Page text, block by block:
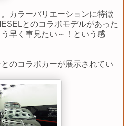
カラーバリエーションに特徴
とのコラボモデルがあった
早く車見たい～！という感
のコラボカーが展示されてい